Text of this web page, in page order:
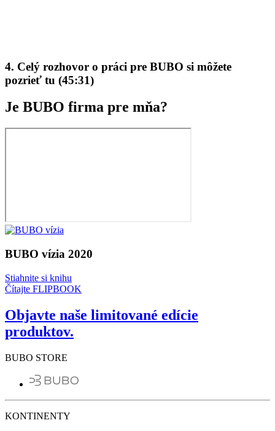
4. Celý rozhovor o práci pre BUBO si môžete
pozrieť tu (45:31)
Je BUBO firma pre mňa?
BUBO vízia 2020
Stiahnite si knihu
Čítajte FLIPBOOK
Objavte naše limitované edície
produktov.
BUBO STORE
KONTINENTY